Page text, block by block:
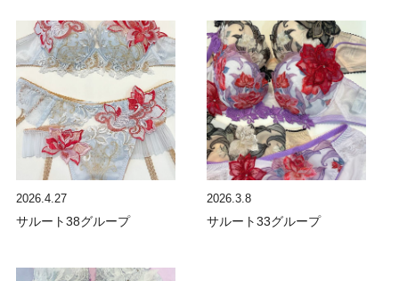
2026.4.27
サルート38グループ
2026.3.8
サルート33グループ